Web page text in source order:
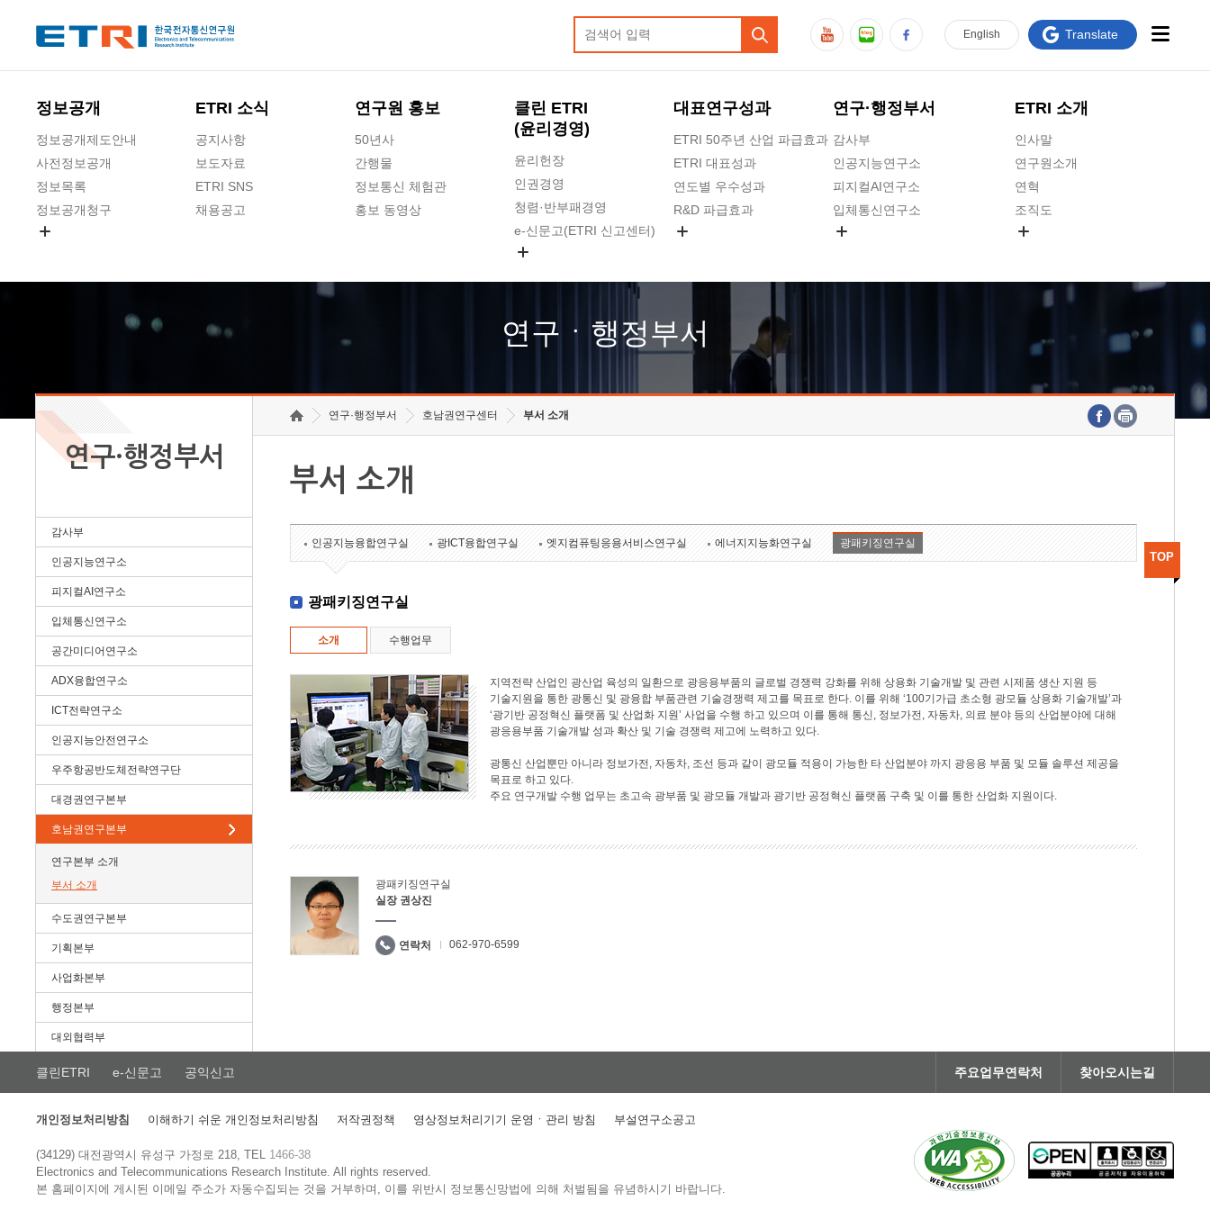
정보공개
정보공개제도안내
사전정보공개
정보목록
정보공개청구
ETRI 소식
공지사항
보도자료
ETRI SNS
채용공고
연구원 홍보
50년사
간행물
정보통신 체험관
홍보 동영상
클린 ETRI
(윤리경영)
윤리헌장
인권경영
청렴·반부패경영
e-신문고(ETRI 신고센터)
고객의소리
수의계약 현황
대표연구성과
ETRI 50주년 산업 파급효과
ETRI 대표성과
연도별 우수성과
R&D 파급효과
연구·행정부서
감사부
인공지능연구소
피지컬AI연구소
입체통신연구소
호남권연구본부
기획본부
ETRI 소개
인사말
연구원소개
연혁
조직도
연구원 고객헌장
주요업무연락처
English Translate
연구ㆍ행정부서
연구·행정부서
감사부
인공지능연구소
피지컬AI연구소
입체통신연구소
공간미디어연구소
ADX융합연구소
ICT전략연구소
인공지능안전연구소
우주항공반도체전략연구단
대경권연구본부
호남권연구본부
연구본부 소개
부서 소개
수도권연구본부
기획본부
사업화본부
행정본부
대외협력부
연구·행정부서 호남권연구센터 부서 소개
부서 소개
인공지능융합연구실 광ICT융합연구실 엣지컴퓨팅응용서비스연구실 에너지지능화연구실 광패키징연구실
광패키징연구실
소개 수행업무
지역전략 산업인 광산업 육성의 일환으로 광응용부품의 글로벌 경쟁력 강화를 위해 상용화 기술개발 및 관련 시제품 생산 지원 등
기술지원을 통한 광통신 및 광융합 부품관련 기술경쟁력 제고를 목표로 한다. 이를 위해 ‘100기가급 초소형 광모듈 상용화 기술개발’과
‘광기반 공정혁신 플랫폼 및 산업화 지원’ 사업을 수행 하고 있으며 이를 통해 통신, 정보가전, 자동차, 의료 분야 등의 산업분야에 대해
광응용부품 기술개발 성과 확산 및 기술 경쟁력 제고에 노력하고 있다.
광통신 산업뿐만 아니라 정보가전, 자동차, 조선 등과 같이 광모듈 적용이 가능한 타 산업분야 까지 광응용 부품 및 모듈 솔루션 제공을
목표로 하고 있다.
주요 연구개발 수행 업무는 초고속 광부품 및 광모듈 개발과 광기반 공정혁신 플랫폼 구축 및 이를 통한 산업화 지원이다.
광패키징연구실
실장 권상진
연락처 062-970-6599
TOP
클린ETRI e-신문고 공익신고 주요업무연락처 찾아오시는길
개인정보처리방침 이해하기 쉬운 개인정보처리방침 저작권정책 영상정보처리기기 운영ㆍ관리 방침 부설연구소공고
(34129) 대전광역시 유성구 가정로 218, TEL 1466-38
Electronics and Telecommunications Research Institute.All rights reserved.
본 홈페이지에 게시된 이메일 주소가 자동수집되는 것을 거부하며, 이를 위반시 정보통신망법에 의해 처벌됨을 유념하시기 바랍니다.